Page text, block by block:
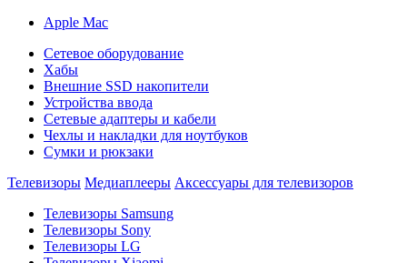
Apple Mac
Сетевое оборудование
Хабы
Внешние SSD накопители
Устройства ввода
Сетевые адаптеры и кабели
Чехлы и накладки для ноутбуков
Сумки и рюкзаки
Телевизоры Медиаплееры Аксессуары для телевизоров
Телевизоры Samsung
Телевизоры Sony
Телевизоры LG